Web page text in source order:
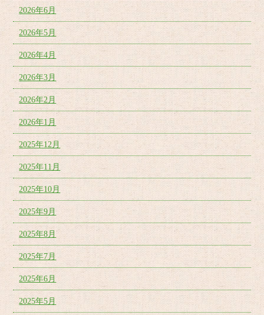
2026年6月
2026年5月
2026年4月
2026年3月
2026年2月
2026年1月
2025年12月
2025年11月
2025年10月
2025年9月
2025年8月
2025年7月
2025年6月
2025年5月